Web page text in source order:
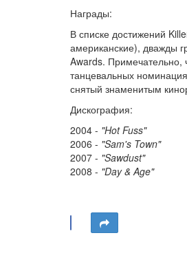
Награды:
В списке достижений
американские), дважды
Awards. Примечательно,
танцевальных
снятый знаменитым
Дискография:
2004 - "Hot Fuss"
2006 - "Sam's Town"
2007 - "Sawdust"
2008 - "Day & Age"